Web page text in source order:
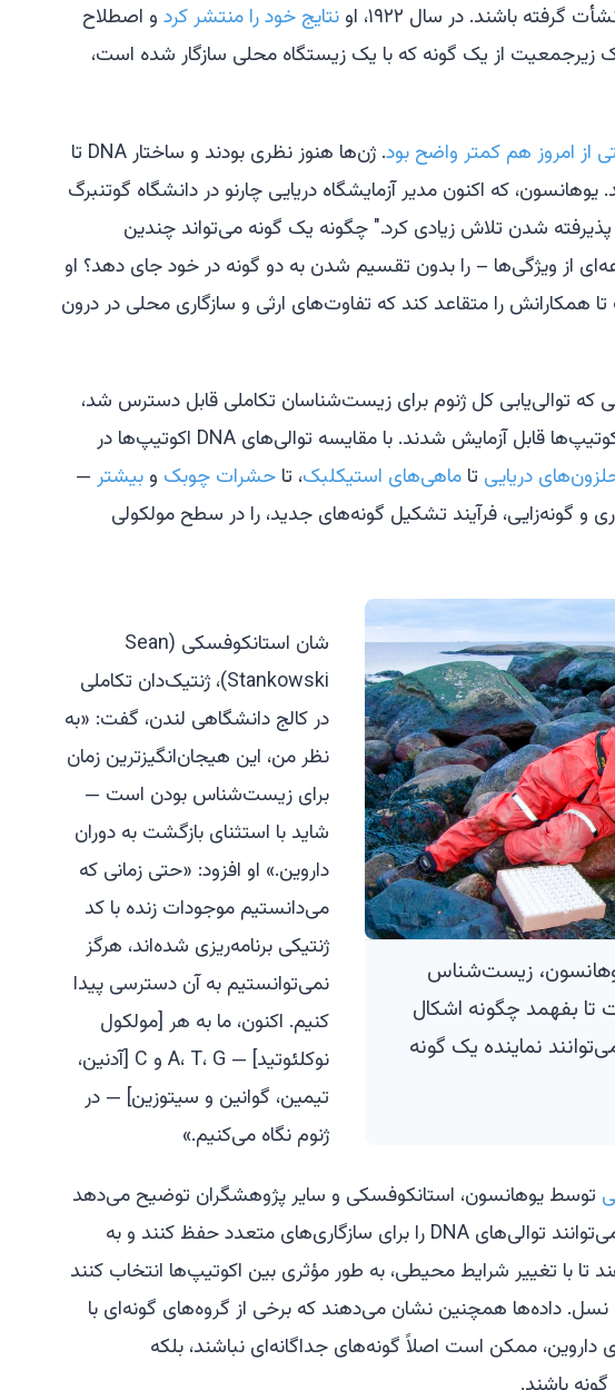
باشند. در سال ۱۹۲۲، او
نتایج خود را منتشر کردو اصطلاح
زیرجمعیت از یک گونه که با یک زیستگاه محلی سازگار شده است،
از امروز هم کمتر واضح بود
. ژن‌ها هنوز نظری بودند و ساختار DNA تا
که اکنون مدیر آزمایشگاه دریایی چارنو در دانشگاه گوتنبرگ
شدن تلاش زیادی کرد." چگونه یک گونه می‌تواند چندین
از ویژگی‌ها – را بدون تقسیم شدن به دو گونه در خود جای دهد؟ او
همکارانش را متقاعد کند که تفاوت‌های ارثی و سازگاری محلی در درون
اوایل دهه ۲۰۰۰، زمانی که توالی‌یابی کل ژنوم برای زیست‌شناسان تکاملی قابل دسترس شد،
ایده‌های تورسون در مورد اکوتیپ‌ها قابل آزمایش شدند. با مقایسه توالی‌های DNA اکوتیپ‌ها در
دریایی تا ماهی‌های استیکلبک، تا حشرات چوبک و بیشتر—
و گونه‌زایی، فرآیند تشکیل گونه‌های جدید، را در سطح مولکولی
یوهانسون، زیست‌شناس
تا بفهمد چگونه اشکال
نماینده یک گونه
شان استانکوفسکی (Sean
Stankowski)، ژنتیک‌دان تکاملی
در کالج دانشگاهی لندن، گفت: «به
نظر من، این هیجان‌انگیزترین زمان
برای زیست‌شناس بودن است —
شاید با استثنای بازگشت به دوران
داروین.» او افزود: «حتی زمانی که
می‌دانستیم موجودات زنده با کد
ژنتیکی برنامه‌ریزی شده‌اند، هرگز
نمی‌توانستیم به آن دسترسی پیدا
کنیم. اکنون، ما به هر [مولکول
نوکلئوتید] — A، T، G و C [آدنین،
تیمین، گوانین و سیتوزین] — در
ژنوم نگاه می‌کنیم.»
توسط یوهانسون، استانکوفسکی و سایر پژوهشگران توضیح می‌دهد
که چگونه برخی از گونه‌ها می‌توانند توالی‌های DNA را برای سازگاری‌های متعدد حفظ کنند و به
تا با تغییر شرایط محیطی، به طور مؤثری بین اکوتیپ‌ها انتخاب کنند
نسل. داده‌ها همچنین نشان می‌دهند که برخی از گروه‌های گونه‌ای با
داروین، ممکن است اصلاً گونه‌های جداگانه‌ای نباشند، بلکه